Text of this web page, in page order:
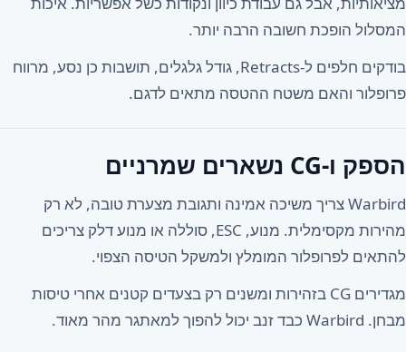
המסלול הופכת חשובה הרבה יותר.
בודקים חלפים ל-Retracts, גודל גלגלים, תושבות כן נסע, מרווח
פרופלור והאם משטח ההטסה מתאים לדגם.
הספק ו-CG נשארים שמרניים
Warbird צריך משיכה אמינה ותגובת מצערת טובה, לא רק
מהירות מקסימלית. מנוע, ESC, סוללה או מנוע דלק צריכים
להתאים לפרופלור המומלץ ולמשקל הטיסה הצפוי.
מגדירים CG בזהירות ומשנים רק בצעדים קטנים אחרי טיסות
מבחן. Warbird כבד זנב יכול להפוך למאתגר מהר מאוד.